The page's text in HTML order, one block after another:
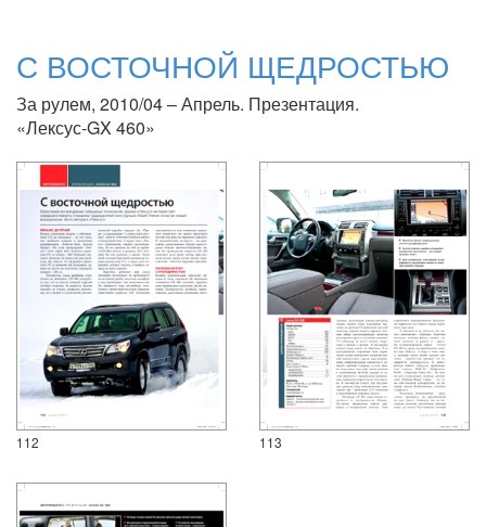
С ВОСТОЧНОЙ ЩЕДРОСТЬЮ
За рулем, 2010/04 – Апрель. Презентация.
«Лексус-GX 460»
112 113